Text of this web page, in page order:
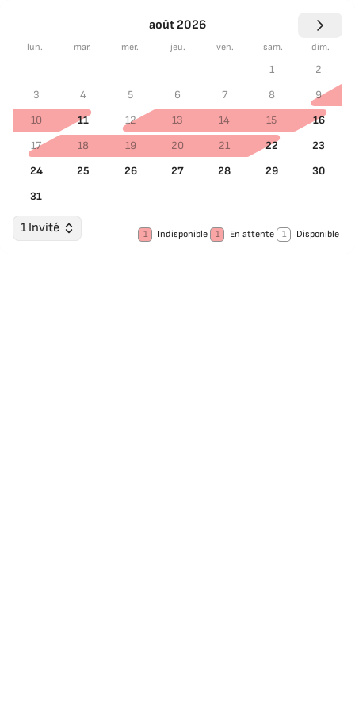
août 2026
lun. mar. mer. jeu. ven. sam. dim.
1
2
3
4 5 6 7 8
9
10
11 12 13 14 15
16
17
18 19 20 21 22
23
24
25 26 27 28 29
30
31
1 Invité 1 Indisponible 1 En attente 1 Disponible